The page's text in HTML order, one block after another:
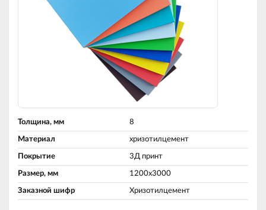
Толщина, мм 8
Материал хризотилцемент
Покрытие 3Д принт
Размер, мм 1200х3000
Заказной шифр Хризотилцемент